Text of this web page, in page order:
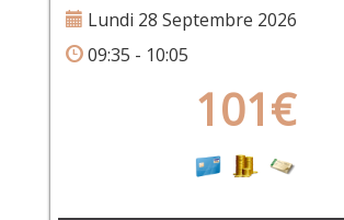
Lundi 28 Septembre 2026
09:35 - 10:05
101€